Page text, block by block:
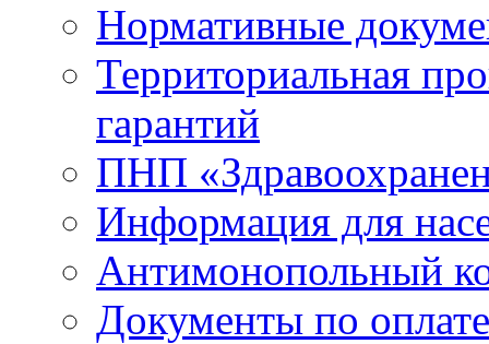
Нормативные
Территориальная
гарантий
ПНП
Информация для
Антимонопольный
Документы по